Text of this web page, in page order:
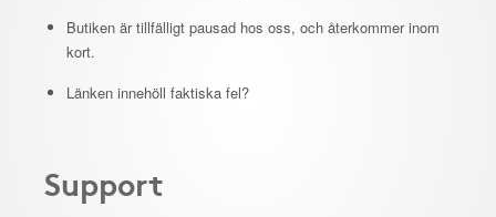
Butiken är tillfälligt pausad hos oss, och återkommer inom
kort.
Länken innehöll faktiska fel?
Support